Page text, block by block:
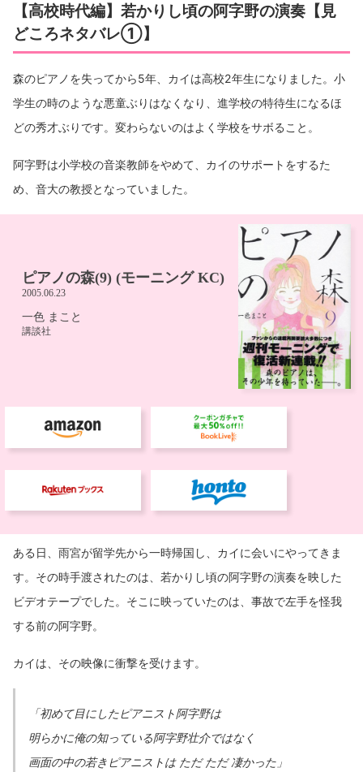
【高校時代編】若かりし頃の阿字野の演奏【見
どころネタバレ①】
森のピアノを失ってから5年、カイは高校2年生になりました。小
学生の時のような悪童ぶりはなくなり、進学校の特待生になるほ
どの秀才ぶりです。変わらないのはよく学校をサボること。
阿字野は小学校の音楽教師をやめて、カイのサポートをするた
め、音大の教授となっていました。
ある日、雨宮が留学先から一時帰国し、カイに会いにやってきま
す。その時手渡されたのは、若かりし頃の阿字野の演奏を映した
ビデオテープでした。そこに映っていたのは、事故で左手を怪我
する前の阿字野。
カイは、その映像に衝撃を受けます。
「初めて目にしたピアニスト阿字野は
明らかに俺の知っている阿字野壮介ではなく
画面の中の若きピアニストは ただ ただ 凄かった」